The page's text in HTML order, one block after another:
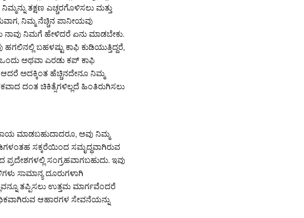
ತಕ್ಷಣ ಎಚ್ಚರಗೊಳಿಸಲು ಮತ್ತು
ನಿಮ್ಮ ನೆಚ್ಚಿನ ಪಾನೀಯವು
ನಾವು ನಿಮಗೆ ಹೇಳಿದರೆ ಏನು ಮಾಡಬೇಕು.
ಹಗಲಿನಲ್ಲಿ ಬಹಳಷ್ಟು ಕಾಫಿ ಕುಡಿಯುತ್ತಿದ್ದರೆ,
ಅಥವಾ ಎರಡು ಕಪ್ ಕಾಫಿ
ಅದಕ್ಕಿಂತ ಹೆಚ್ಚಿನದೇನೂ ನಿಮ್ಮ
ದಂತ ಚಿಕಿತ್ಸೆಗಳಿಲ್ಲದೆ ಹಿಂತಿರುಗಿಸಲು
ಮಾಡಬಹುದಾದರೂ, ಅವು ನಿಮ್ಮ
ಸಕ್ಕರೆಯಿಂದ ಸಮೃದ್ಧವಾಗಿರುವ
ಪ್ರದೇಶಗಳಲ್ಲಿ ಸಂಗ್ರಹವಾಗಬಹುದು. ಇವು
ಸಾಮಾನ್ಯ ದೂರುಗಳಾಗಿ
ತಪ್ಪಿಸಲು ಉತ್ತಮ ಮಾರ್ಗವೆಂದರೆ
ಆಹಾರಗಳ ಸೇವನೆಯನ್ನು